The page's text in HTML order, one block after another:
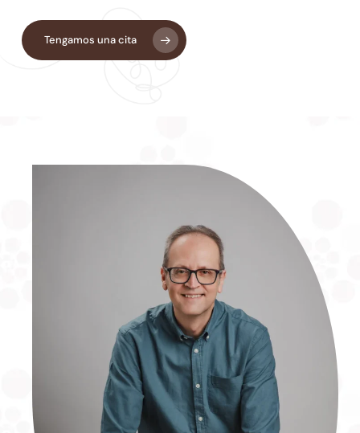
Tengamos una cita